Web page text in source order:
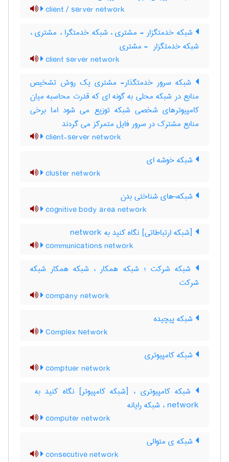
client / server network
شبکه خدمتگزار - مشتری ، شبکه خدمتگرا ، مشتری ،
شبکه خدمتگزار ‎ - مشتری
client server network
شبکه سرور خدمتگذار- مشتری یک روش تشخیص
منابع در شبکه محلی به گونه ای که قدرت محاسبه میان
کامپیوترهای شخصی شبکه توزیع می شود اما برخی
منابع مشترک در سرور فایل متمرکز می گردند
client-server network
شبکه خوشه ای
cluster network
شبکه¬های شناختی بدن
cognitive body area network
[شبکه ارتباطاتی] نگاه کنید به ‎ network
communications network
شبکه شرکت ؛ شبکه همکار ، شبکه همکار شبکه
شرکت
company network
شبکه پیچیده
Complex Network
شبکه کامپیوتری
comptuer network
network ، شبکه رایانه
computer network
شبکه ی متوالی
consecutive network